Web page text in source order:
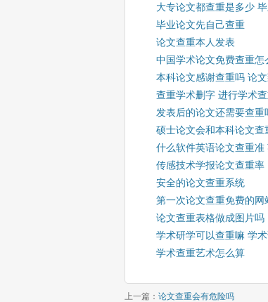
大专论文都查重是多少
毕业论文先自己查重
论文查重本人发表
中国学术论文免费查重怎
本科论文感谢查重吗 论
查重学术删字 进行学术
发表后的论文还需要查重
硕士论文会和本科论文查
什么软件英语论文查重准
传感技术学报论文查重率
安全的论文查重系统
第一次论文查重免费的网
论文查重表格做成图片吗
学术研学可以查重嘛 学
学术查重艺术怎么算
上一篇： 论文查重会有危险吗